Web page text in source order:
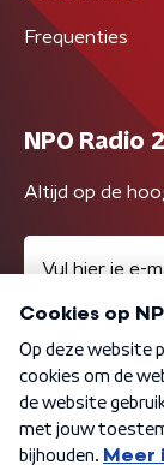
Frequenties
NPO Radio
Altijd op de
Algemene